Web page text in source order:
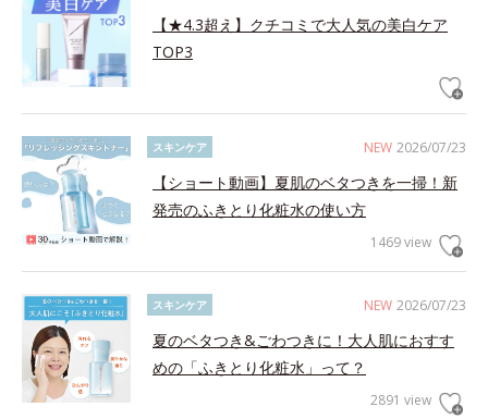
【★4.3超え】クチコミで大人気の美白ケア
TOP3
NEW 2026/07/23
スキンケア
【ショート動画】夏肌のベタつきを一掃！新
発売のふきとり化粧水の使い方
1469 view
NEW 2026/07/23
スキンケア
夏のベタつき&ごわつきに！大人肌におすす
めの「ふきとり化粧水」って？
2891 view